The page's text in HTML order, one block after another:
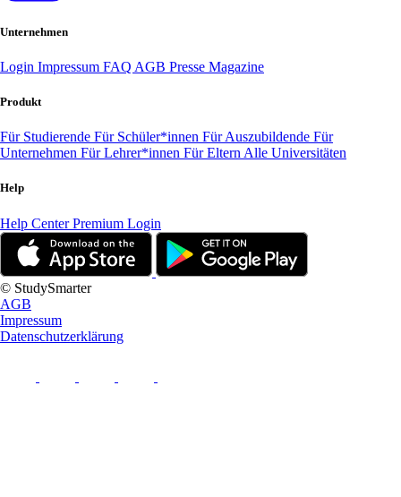
Unternehmen
Login Impressum FAQ AGB Presse Magazine
Produkt
Für Studierende Für Schüler*innen Für Auszubildende Für
Unternehmen Für Lehrer*innen Für Eltern Alle Universitäten
Help
Help CenterPremium Login
© StudySmarter
AGB
Impressum
Datenschutzerklärung